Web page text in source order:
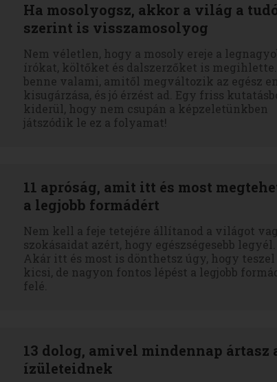
Ha mosolyogsz, akkor a világ a
szerint is visszamosolyog
Nem véletlen, hogy a mosoly ereje a
írókat, költőket és dalszerzőket is
benne valami, amitől megváltozik az egész
kisugárzása, és jó érzést ad. Egy friss
kiderül, hogy nem csupán a képzeletünkben
játszódik le ez a folyamat!
11 apróság, amit itt és most
a legjobb formádért
Nem kell a feje tetejére állítanod a világot
szokásaidat azért, hogy egészségesebb legyél.
Akár itt és most is dönthetsz úgy, hogy teszel
kicsi, de nagyon fontos lépést a legjobb
felé.
13 dolog, amivel mindennap ártasz
ízületeidnek